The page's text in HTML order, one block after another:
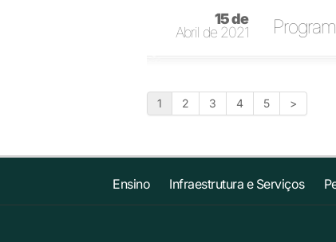
15 de
Abril de 2021
1 2 3 4 5 >
Ensino Infraestrutura e Serviços